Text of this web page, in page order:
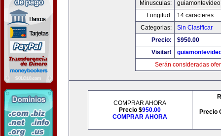
Minusculas:
Longitud:
14 caracteres
Categorias:
Sin Clasificar
Precio:
$950.00
Visitar!
Serán consideradas
COMPRAR AHORA
Precio $950.00
COMPRAR AHORA
Precio